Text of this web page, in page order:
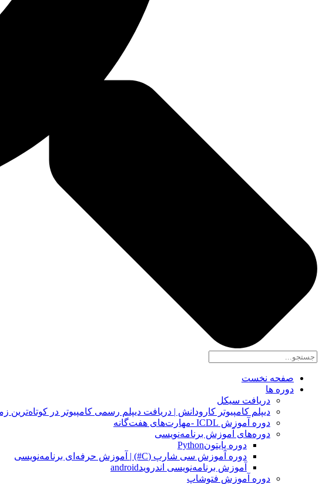
صفحه نخست
دوره ها
دریافت سیکل
دیپلم کامپیوتر کارودانش | دریافت دیپلم رسمی کامپیوتر در کوتاه‌ترین زمان1
دوره آموزش ICDL -مهارت‌های هفت‌گانه
دوره‌های آموزش برنامه‌نویسی
دوره پایتونPython
دوره آموزش سی شارپ (C#) | آموزش حرفه‌ای برنامه‌نویسی
آموزش برنامه‌نویسی اندرویدandroid
دوره آموزش فتوشاپ